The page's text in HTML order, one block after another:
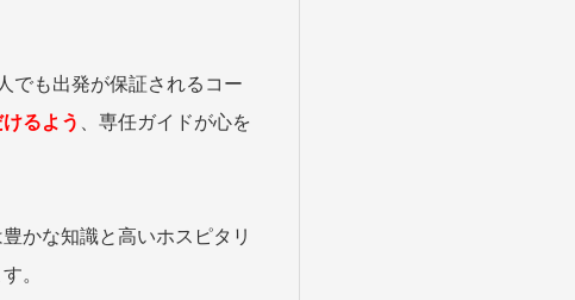
まる
ト
絶景
ーバスでめぐる
でも出発が保証されるコー
るよう
、専任ガイドが心を
かな知識と高いホスピタリ
。